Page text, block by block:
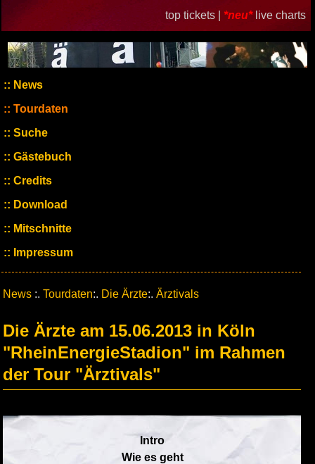
top tickets | *neu* live charts
News
Tourdaten
Suche
Gästebuch
Credits
Download
Mitschnitte
Impressum
News :. Tourdaten:. Die Ärzte:. Ärztivals
Die Ärzte am 15.06.2013 in Köln
"RheinEnergieStadion" im Rahmen
der Tour "Ärztivals"
Intro
Wie es geht